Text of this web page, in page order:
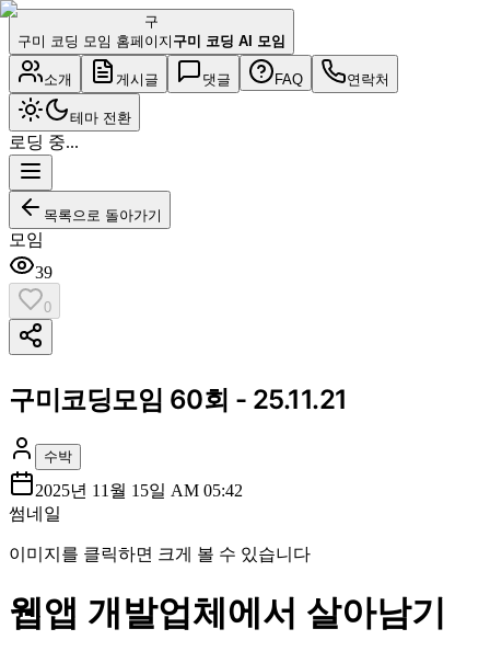
구
구미 코딩 모임 홈페이지 구미 코딩 AI 모임
소개 게시글 댓글 FAQ 연락처
테마 전환
로딩 중...
목록으로 돌아가기
모임
39
0
구미코딩모임 60회 - 25.11.21
수박
2025년 11월 15일 AM 05:42
썸네일
이미지를 클릭하면 크게 볼 수 있습니다
웹앱 개발업체에서 살아남기